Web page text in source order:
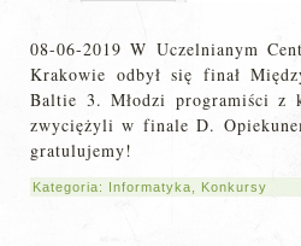
08-06-2019 W Uczelnianym
Krakowie odbył się finał
Baltie 3. Młodzi programiści z
zwyciężyli w finale D.
gratulujemy!
Kategoria: Informatyka Konkursy